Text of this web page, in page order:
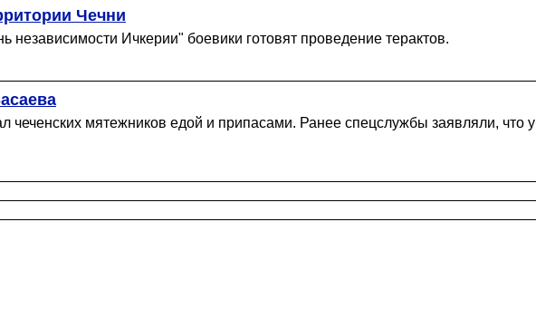
Чечни
Ичкерии" боевики готовят проведение терактов.
мятежников едой и припасами. Ранее спецслужбы заявляли, что